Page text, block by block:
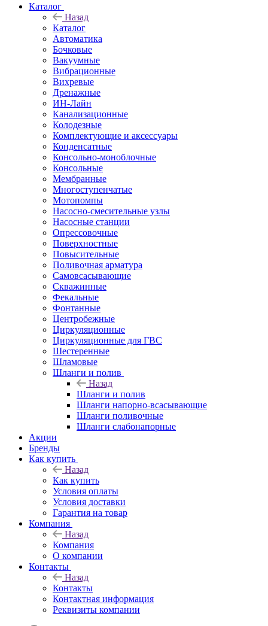
Каталог
Назад
Каталог
Автоматика
Бочковые
Вакуумные
Вибрационные
Вихревые
Дренажные
ИН-Лайн
Канализационные
Колодезные
Комплектующие и аксессуары
Конденсатные
Консольно-моноблочные
Консольные
Мембранные
Многоступенчатые
Мотопомпы
Насосно-смесительные узлы
Насосные станции
Опрессовочные
Поверхностные
Повысительные
Поливочная арматура
Самовсасывающие
Скважинные
Фекальные
Фонтанные
Центробежные
Циркуляционные
Циркуляционные для ГВС
Шестеренные
Шламовые
Шланги и полив
Назад
Шланги и полив
Шланги напорно-всасывающие
Шланги поливочные
Шланги слабонапорные
Акции
Бренды
Как купить
Назад
Как купить
Условия оплаты
Условия доставки
Гарантия на товар
Компания
Назад
Компания
О компании
Контакты
Назад
Контакты
Контактная информация
Реквизиты компании